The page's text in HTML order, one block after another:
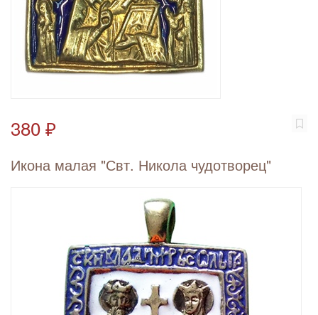
380 ₽
Икона малая "Свт. Никола чудотворец"